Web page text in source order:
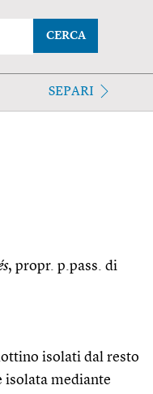
CERCA
SEPARI
, propr. p.pass. di
isolati dal resto
isolata mediante